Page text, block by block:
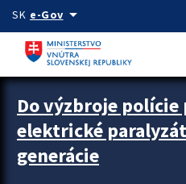
Preskocit na hlavný obsah
SK e-Govarrow_drop_down
Zastavit automatický posun upútavok
Do výzbroje
elektrické
generácie